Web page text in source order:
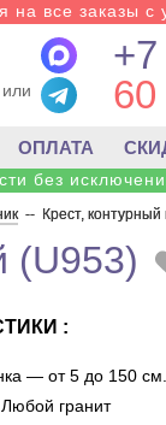
все заказы с
60
ОПЛАТА
без
-- Крест,
(U953)
:
— от 5 до 150 см.
гранит